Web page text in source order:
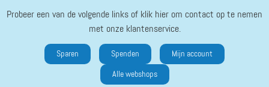
Probeer een van de volgende links of klik hier om contact op te nemen
met onze klantenservice.
Sparen Spenden Mijn account
Alle webshops